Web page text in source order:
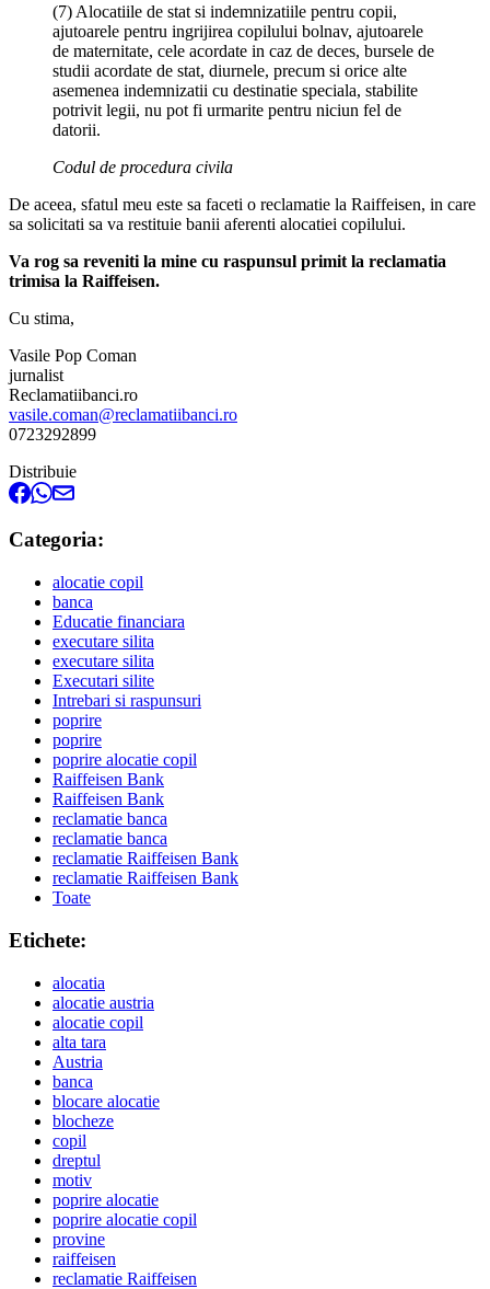
(7) Alocatiile de stat si indemnizatiile pentru copii,
ajutoarele pentru ingrijirea copilului bolnav, ajutoarele
de maternitate, cele acordate in caz de deces, bursele de
studii acordate de stat, diurnele, precum si orice alte
asemenea indemnizatii cu destinatie speciala, stabilite
potrivit legii, nu pot fi urmarite pentru niciun fel de
datorii.
Codul de procedura civila
De aceea, sfatul meu este sa faceti o reclamatie la Raiffeisen, in care
sa solicitati sa va restituie banii aferenti alocatiei copilului.
Va rog sa reveniti la mine cu raspunsul primit la reclamatia
trimisa la Raiffeisen.
Cu stima,
Vasile Pop Coman
jurnalist
Reclamatiibanci.ro
vasile.coman@reclamatiibanci.ro
0723292899
Distribuie
Categoria:
alocatie copil
banca
Educatie financiara
executare silita
executare silita
Executari silite
Intrebari si raspunsuri
poprire
poprire
poprire alocatie copil
Raiffeisen Bank
Raiffeisen Bank
reclamatie banca
reclamatie banca
reclamatie Raiffeisen Bank
reclamatie Raiffeisen Bank
Toate
Etichete:
alocatia
alocatie austria
alocatie copil
alta tara
Austria
banca
blocare alocatie
blocheze
copil
dreptul
motiv
poprire alocatie
poprire alocatie copil
provine
raiffeisen
reclamatie Raiffeisen